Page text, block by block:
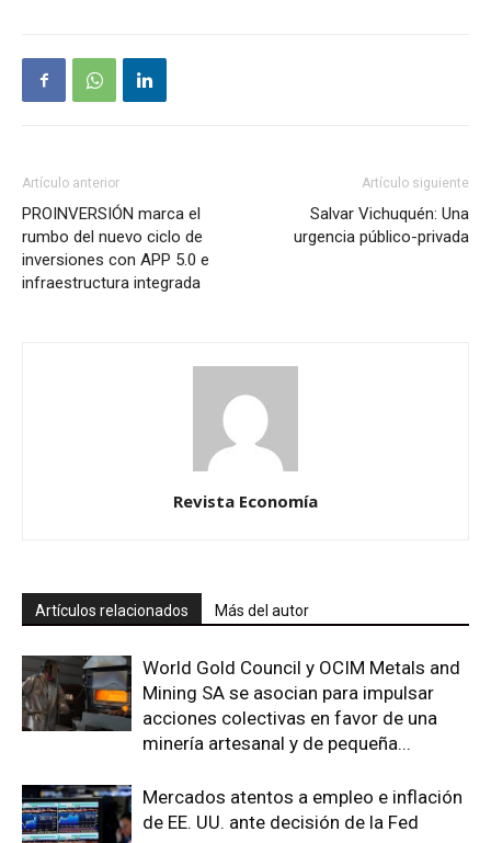
Artículo anterior
PROINVERSIÓN marca el
rumbo del nuevo ciclo de
inversiones con APP 5.0 e
infraestructura integrada
Artículo siguiente
Salvar Vichuquén: Una
urgencia público-privada
Revista Economía
Artículos relacionados Más del autor
World Gold Council y OCIM Metals and
Mining SA se asocian para impulsar
acciones colectivas en favor de una
minería artesanal y de pequeña...
Mercados atentos a empleo e inflación
de EE. UU. ante decisión de la Fed